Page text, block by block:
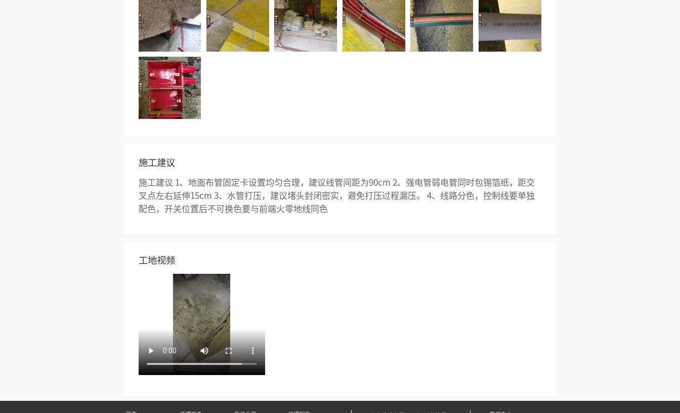
施工建议
施工建议 1、地面布管固定卡设置均匀合理，建议线管间距为90cm 2、强电管弱电管同时包锡箔纸，距交
叉点左右延伸15cm 3、水管打压，建议堵头封闭密实，避免打压过程漏压。 4、线路分色，控制线要单独
配色，开关位置后不可换色要与前端火零地线同色
工地视频